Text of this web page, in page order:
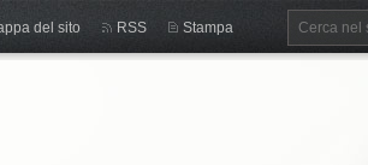
del sito RSS Stampa